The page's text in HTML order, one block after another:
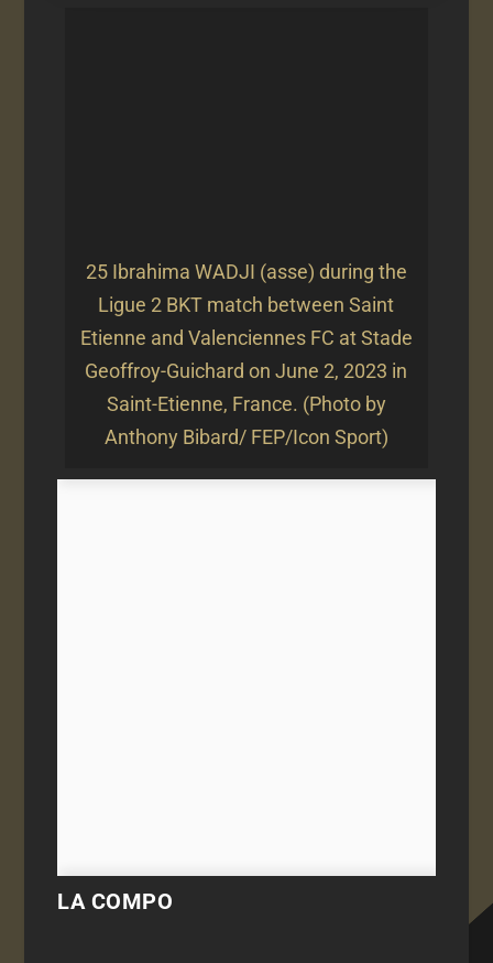
25 Ibrahima WADJI (asse) during the
Ligue 2 BKT match between Saint
Etienne and Valenciennes FC at Stade
Geoffroy-Guichard on June 2, 2023 in
Saint-Etienne, France. (Photo by
Anthony Bibard/ FEP/Icon Sport)
LA COMPO